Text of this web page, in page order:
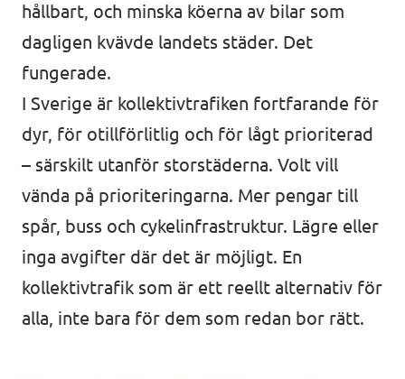
hållbart, och minska köerna av bilar som
dagligen kvävde landets städer. Det
fungerade.
I Sverige är kollektivtrafiken fortfarande för
dyr, för otillförlitlig och för lågt prioriterad
– särskilt utanför storstäderna. Volt vill
vända på prioriteringarna. Mer pengar till
spår, buss och cykelinfrastruktur. Lägre eller
inga avgifter där det är möjligt. En
kollektivtrafik som är ett reellt alternativ för
alla, inte bara för dem som redan bor rätt.